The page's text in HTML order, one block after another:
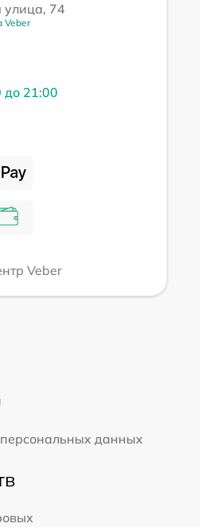
улица, 74
Veber
до 21:00
Veber
данных